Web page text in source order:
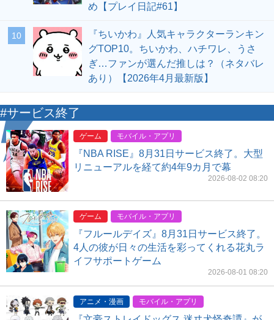
め【プレイ日記#61】
10
『ちいかわ』人気キャラクターランキン
グTOP10。ちいかわ、ハチワレ、うさ
ぎ…ファンが選んだ推しは？（ネタバレ
あり）【2026年4月最新版】
#サービス終了
ゲーム モバイル・アプリ
『NBA RISE』8月31日サービス終了。大型
リニューアルを経て約4年9カ月で幕
2026-08-02 08:20
ゲーム モバイル・アプリ
『フルールデイズ』8月31日サービス終了。
4人の彼が日々の生活を彩ってくれる花丸ラ
イフサポートゲーム
2026-08-01 08:20
アニメ・漫画 モバイル・アプリ